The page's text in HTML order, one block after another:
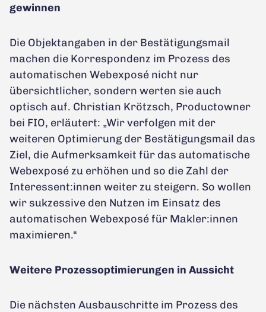
gewinnen
Die Objektangaben in der Bestätigungsmail
machen die Korrespondenz im Prozess des
automatischen Webexposé nicht nur
übersichtlicher, sondern werten sie auch
optisch auf. Christian Krötzsch, Productowner
bei FIO, erläutert: „Wir verfolgen mit der
weiteren Optimierung der Bestätigungsmail das
Ziel, die Aufmerksamkeit für das automatische
Webexposé zu erhöhen und so die Zahl der
Interessent:innen weiter zu steigern. So wollen
wir sukzessive den Nutzen im Einsatz des
automatischen Webexposé für Makler:innen
maximieren.“
Weitere Prozessoptimierungen in Aussicht
Die nächsten Ausbauschritte im Prozess des